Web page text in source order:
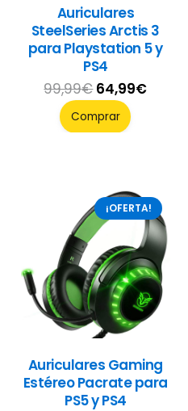
Auriculares
SteelSeries Arctis 3
para Playstation 5 y
PS4
99,99€El
precio
original
64,99€El
Comprar
¡OFERTA!
Auriculares Gaming
Estéreo Pacrate para
PS5 y PS4